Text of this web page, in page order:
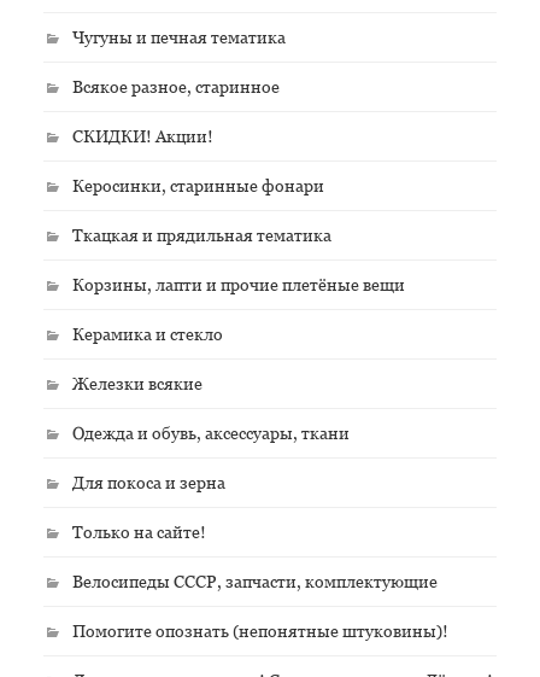
Чугуны и печная тематика
Всякое разное, старинное
СКИДКИ! Акции!
Керосинки, старинные фонари
Ткацкая и прядильная тематика
Корзины, лапти и прочие плетёные вещи
Керамика и стекло
Железки всякие
Одежда и обувь, аксессуары, ткани
Для покоса и зерна
Только на сайте!
Велосипеды СССР, запчасти, комплектующие
Помогите опознать (непонятные штуковины)!